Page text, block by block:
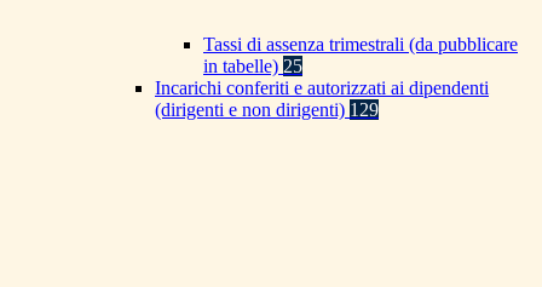
Tassi di assenza trimestrali (da pubblicare
in tabelle) 25
Incarichi conferiti e autorizzati ai dipendenti
(dirigenti e non dirigenti) 129